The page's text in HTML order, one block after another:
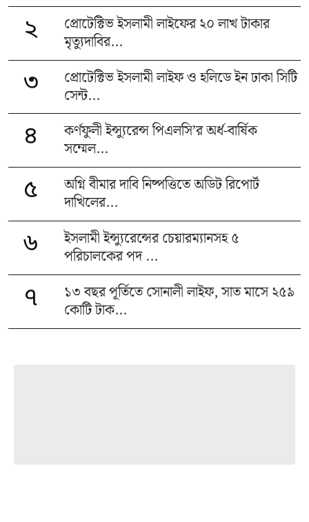
২
প্রোটেক্টিভ ইসলামী লাইফের ২০ লাখ টাকার
মৃত্যুদাবির...
৩
প্রোটেক্টিভ ইসলামী লাইফ ও হলিডে ইন ঢাকা সিটি
সেন্ট...
৪
কর্ণফুলী ইন্স্যুরেন্স পিএলসি’র অর্ধ-বার্ষিক
সম্মেল...
৫
অগ্নি বীমার দাবি নিষ্পত্তিতে অডিট রিপোর্ট
দাখিলের...
৬
ইসলামী ইন্স্যুরেন্সের চেয়ারম্যানসহ ৫
পরিচালকের পদ ...
৭
১৩ বছর পূর্তিতে সোনালী লাইফ, সাত মাসে ২৫৯
কোটি টাক...